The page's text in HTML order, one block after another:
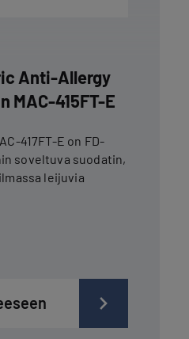
Anti-Allergy
MAC-415FT-E
417FT-E on FD-
soveltuva suodatin,
leijuvia